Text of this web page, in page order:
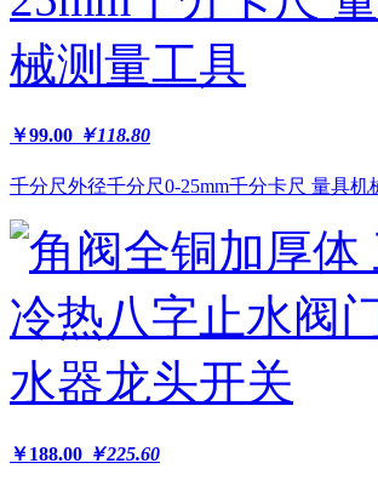
￥99.00 ￥118.80
千分尺外径千分尺0-25mm千分卡尺 量具机
￥188.00 ￥225.60